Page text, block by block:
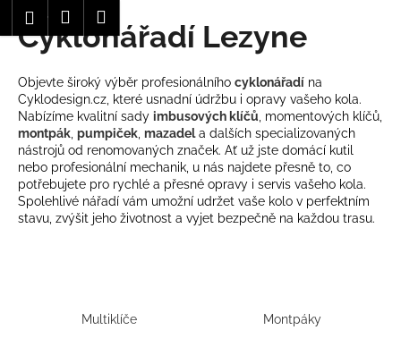
Přejít
PřihlášeníNákupní
košík
Cyklonářadí Lezyne
Objevte široký výběr profesionálního cyklonářadí na
Cyklodesign.cz, které usnadní údržbu i opravy vašeho kola.
Nabízíme kvalitní sady imbusových klíčů , momentových klíčů,
montpák pumpiček mazadela dalších specializovaných
nástrojů od renomovaných značek. Ať už jste domácí kutil
nebo profesionální mechanik, u nás najdete přesně to, co
potřebujete pro rychlé a přesné opravy i servis vašeho kola.
Spolehlivé nářadí vám umožní udržet vaše kolo v perfektním
stavu, zvýšit jeho životnost a vyjet bezpečně na každou trasu.
Multiklíče Montpáky
o
Zpět
Zpět
C
o
p
o
t
ř